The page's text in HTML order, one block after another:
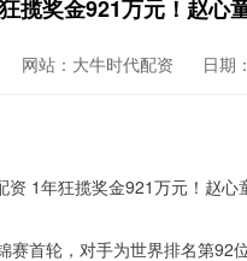
揽奖金921万元！赵心
网站：大牛时代配资 日期
赛首轮，对手为世界排名第92